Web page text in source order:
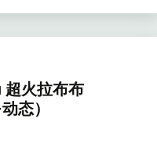
火拉布布
态）